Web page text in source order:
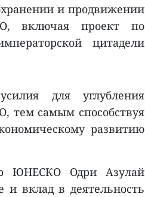
и продвижении
включая проект по
цитадели
для углубления
тем самым способствуя
развитию
ЮНЕСКО Одри Азулай
и вклад в деятельность